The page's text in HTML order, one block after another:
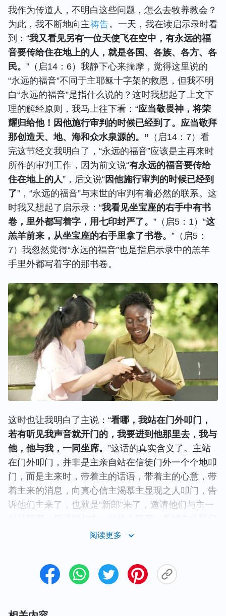
我作为传道人，不明白这些问题，怎么去牧养教会？
为此，我不断地向主祷告。一天，我在读启示录时看
到：“我又看见另有一位天使飞在空中，有永远的福
音要传给住在地上的人，就是各国、各族、各方、各
民。 ”（启14：6）我静下心来揣摩，觉得这里说的
“永远的福音”不同于主耶稣十字架的救恩，但我不明
白“永远的福音”是指什么说的？这时我想起了上文下
理的解经原则，我马上往下看：“应当敬畏神，将荣
耀归给他！因他施行审判的时候已经到了。应当敬拜
那创造天、地、海和众水泉源的。” （启14：7）看
完这节经文我明白了，“永远的福音”应该是主再来时
所作的审判工作，因为前文说“有永远的福音要传给
住在地上的人”，后文说“因他施行审判的时候已经到
了”，“永远的福音”与末世的审判有着必然的联系。这
时我又想起了启示录：“我看见坐宝座的右手中有书
卷，里外都写着字，用七印封严了。 ”（启5：1）“这
羔羊前来，从坐宝座的右手里拿了书卷。 ”（启5：
7）我忽然觉得“永远的福音”也是指启示录中的羔羊
手里外都写着字的那书卷。
这时也让我明白了主说：“看哪，我站在门外叩门，
若有听见我声音就开门的，我要进到他那里去，我与
他，他与我，一同坐席。 ”这话的真实含义了。主站
在门外叩门，并非是主亲自站在信徒门外一个个地叩
门，而是主来时，带着主的话语，带着主的心意，带
着主来的消息，向真心信主渴慕主显现之人叩门，告
诉他们主来了，也就是“新郎”来了，邀请他们与主一
是否会听神的声音，凡是会听神声音的
（太25：6）“
凡被请赴羔羊之婚筵的有福了！
阅读更多